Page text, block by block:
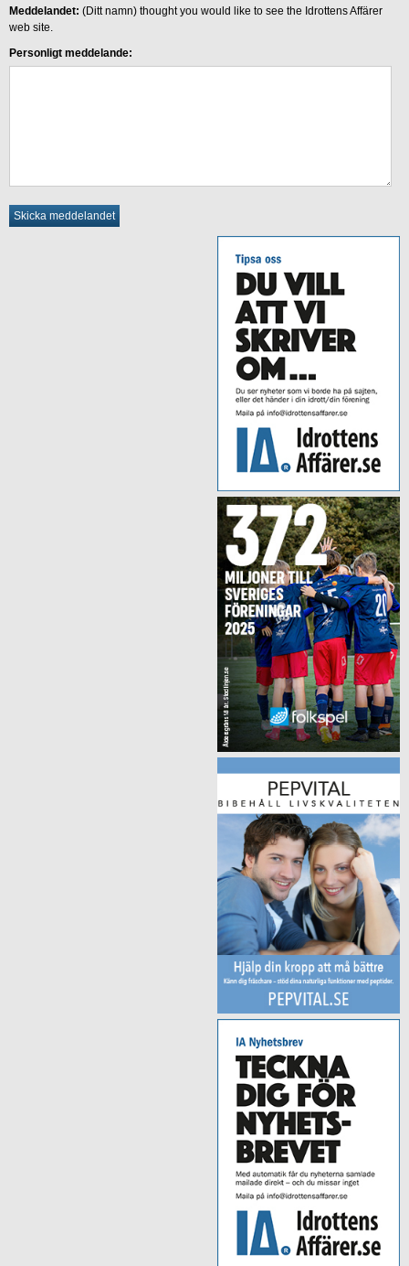
Meddelandet: (Ditt namn) thought you would like to see the Idrottens Affärer
web site.
Personligt meddelande: